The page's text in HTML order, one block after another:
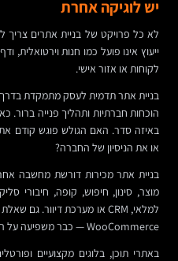
יש לוגיקה אחרת
לא כל פרויקט של בניית אתרים
ייעוץ אינו פועל כמו חנות וירטואלית,
לקוחות או אזור אישי.
בניית אתר תדמית לעסק מתמקדת בדרך
הוכחות חברתיות ותהליך פנייה ברור.
באיזה סדר. האם הגולש פוגש קודם
או את הניסיון של החברה?
בניית אתר מכירות דורשת מחשבה
מוצר, סינון, חיפוש, קופה, חיבורי
WooCommerce — כבר משפיעה על התפעול היומיומי.
באתרי תוכן, בלוגים מקצועיים